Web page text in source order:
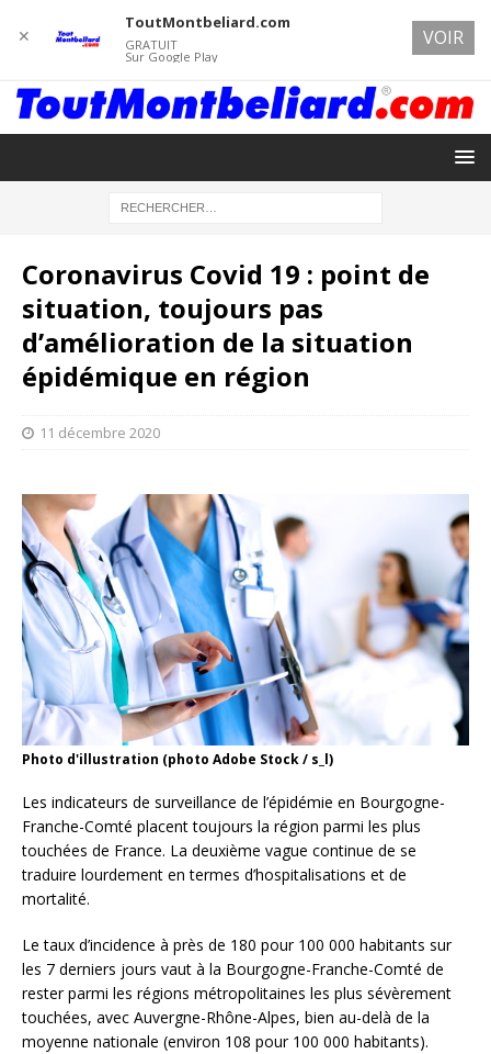
Coronavirus Covid 19 : point de
situation, toujours pas
d’amélioration de la situation
épidémique en région
11 décembre 2020
Photo d'illustration (photo Adobe Stock / s_l)
Les indicateurs de surveillance de l’épidémie en Bourgogne-
Franche-Comté placent toujours la région parmi les plus
touchées de France. La deuxième vague continue de se
traduire lourdement en termes d’hospitalisations et de
mortalité.
Le taux d’incidence à près de 180 pour 100 000 habitants sur
les 7 derniers jours vaut à la Bourgogne-Franche-Comté de
rester parmi les régions métropolitaines les plus sévèrement
touchées, avec Auvergne-Rhône-Alpes, bien au-delà de la
moyenne nationale (environ 108 pour 100 000 habitants).
✕
ToutMontbeliard.com
GRATUIT
Sur Google Play
VOIR